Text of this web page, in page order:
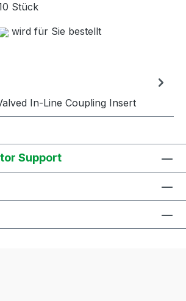
Stück
wird für Sie bestellt
In-Line Coupling Insert
Support